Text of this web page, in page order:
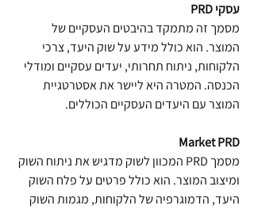
PRD עסקי
מסמך זה מתמקד בהיבטים העסקיים של
המוצר. הוא כולל מידע על שוק היעד, צרכי
הלקוחות, ניתוח תחרותי, יעדים עסקיים ומודלי
הכנסה. המטרה היא ליישר את אסטרטגיית
המוצר עם היעדים העסקיים הכוללים.
Market PRD
מסמך PRD המכוון לשוק מדגיש את ניתוח השוק
ומיצוב המוצר. הוא כולל פרטים על פלח השוק
היעד, הדמוגרפיה של הלקוחות, מגמות השוק